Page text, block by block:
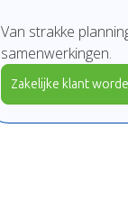
Van strakke
samenwerkingen.
Zakelijke klant